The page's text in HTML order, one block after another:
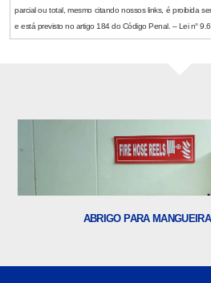
parcial ou total, mesmo citando nossos links, é proibida
e está previsto no artigo 184 do Código Penal. – Lei n°
ABRIGO PARA